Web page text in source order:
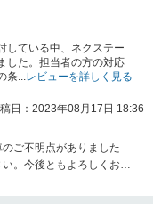
している中、ネクステー
した。担当者の方の対応
... レビューを詳しく見る
日：2023年08月17日 18:36
ご不明点がありました
。今後ともよろしくお願